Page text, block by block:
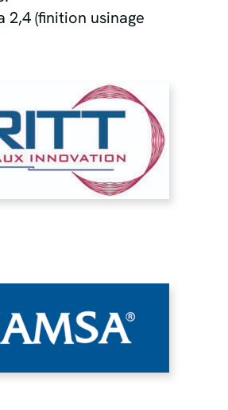
2,4 (finition usinage